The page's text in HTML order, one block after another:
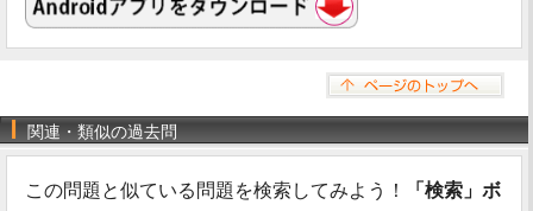
関連・類似の過去問
この問題と似ている問題を検索してみよう！
「検索」ボ